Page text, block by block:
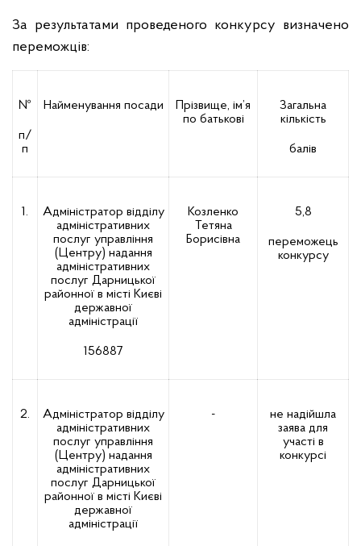
За результатами проведеного конкурсу визначено
переможців:
№
п/
п
Найменування посади
Прізвище, ім’я
по батькові
Загальна
кількість
балів
1.
Адміністратор відділу
адміністративних
послуг управління
(Центру) надання
адміністративних
послуг Дарницької
районної в місті Києві
державної
адміністрації
156887
Козленко
Тетяна
Борисівна
5,8
переможець
конкурсу
2.
Адміністратор відділу
адміністративних
послуг управління
(Центру) надання
адміністративних
послуг Дарницької
районної в місті Києві
державної
адміністрації
-
не надійшла
заява для
участі в
конкурсі